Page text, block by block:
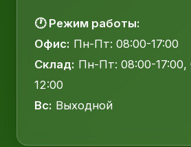
🕐 Режим работы:
Офис: Пн-Пт: 08:00-17:00
Склад: Пн-Пт: 08:00-17:00,
12:00
Вс: Выходной